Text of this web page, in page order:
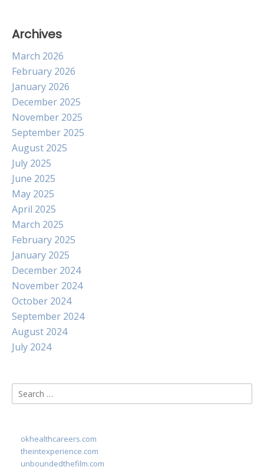
Archives
March 2026
February 2026
January 2026
December 2025
November 2025
September 2025
August 2025
July 2025
June 2025
May 2025
April 2025
March 2025
February 2025
January 2025
December 2024
November 2024
October 2024
September 2024
August 2024
July 2024
Search
for:
okhealthcareers.com
theintexperience.com
unboundedthefilm.com